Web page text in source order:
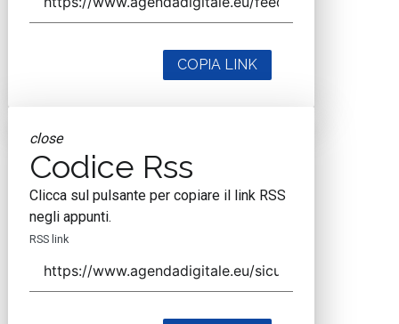
COPIA LINK
close
Codice Rss
Clicca sul pulsante per copiare il link RSS
negli appunti.
RSS link